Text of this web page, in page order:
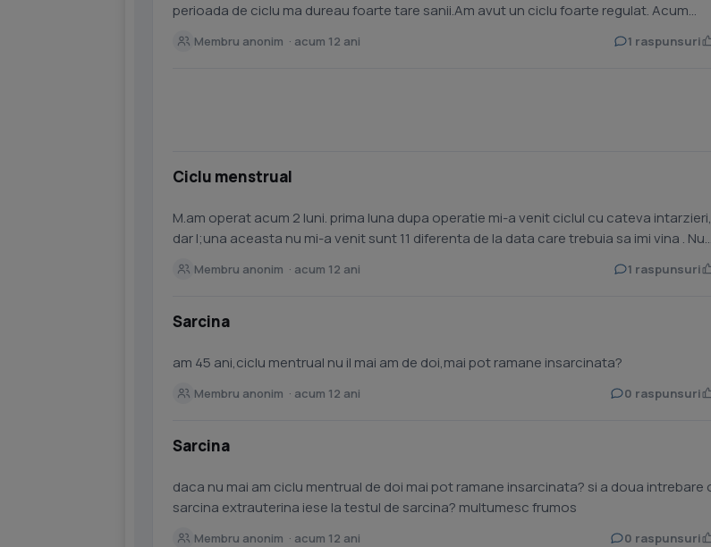
perioada de ciclu ma dureau foarte tare sanii.Am avut un ciclu foarte regulat. Acum
Membru anonim · acum 12 ani 1 raspunsuri
Ciclu menstrual
M.am operat acum 2 luni. prima luna dupa operatie mi-a venit ciclul cu cateva intarzieri,
dar l;una aceasta nu mi-a venit sunt 11 diferenta de la data care trebuia sa imi vina . Nu
Membru anonim · acum 12 ani 1 raspunsuri
Sarcina
am 45 ani,ciclu mentrual nu il mai am de doi,mai pot ramane insarcinata?
Membru anonim · acum 12 ani 0 raspunsuri
Sarcina
daca nu mai am ciclu mentrual de doi mai pot ramane insarcinata? si a doua intrebare o
sarcina extrauterina iese la testul de sarcina? multumesc frumos
Membru anonim · acum 12 ani 0 raspunsuri